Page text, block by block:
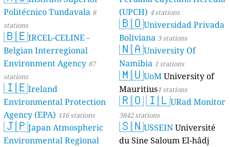
Politécnico Tundavala 8
stations
🇧🇪IRCEL-CELINE -
Belgian Interregional
Environment Agency 87
stations
🇮🇪Ireland
Environmental Protection
Agency (EPA) 116 stations
🇯🇵Japan Atmospheric
Environmental Regional
(UPCH) 4 stations
🇧🇴Universidad Privada
Boliviana 3 stations
🇳🇦University Of
Namibia 1 stations
🇲🇺UoMUniversity of
Mauritius1 stations
🇷🇴🇮🇱URad Monitor
3842 stations
🇸🇳USSEINUniversité
du Sine Saloum El-hâdj